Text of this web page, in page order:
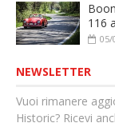
116
05/
NEWSLETTER
Vuoi rimanere
Historic? Ricevi